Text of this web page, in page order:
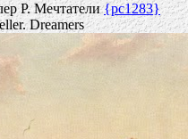
Р. Мечтатели{pc1283}
Dreamers